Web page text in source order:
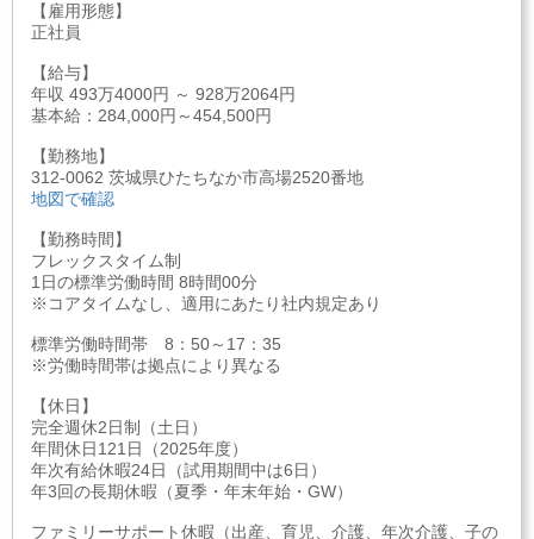
【雇用形態】
正社員
【給与】
年収 493万4000円 ～ 928万2064円
基本給：284,000円～454,500円
【勤務地】
312-0062 茨城県ひたちなか市高場2520番地
地図で確認
【勤務時間】
フレックスタイム制
1日の標準労働時間 8時間00分
※コアタイムなし、適用にあたり社内規定あり
標準労働時間帯 8：50～17：35
※労働時間帯は拠点により異なる
【休日】
完全週休2日制（土日）
年間休日121日（2025年度）
年次有給休暇24日（試用期間中は6日）
年3回の長期休暇（夏季・年末年始・GW）
ファミリーサポート休暇（出産、育児、介護、年次介護、子の